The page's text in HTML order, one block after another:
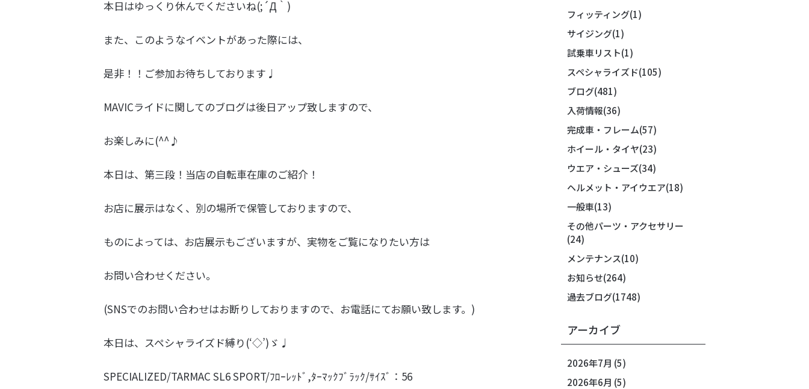
本日はゆっくり休んでくださいね(;´Д｀)
また、このようなイベントがあった際には、
是非！！ご参加お待ちしております♩
MAVICライドに関してのブログは後日アップ致しますので、
お楽しみに(^^♪
本日は、第三段！当店の自転車在庫のご紹介！
お店に展示はなく、別の場所で保管しておりますので、
ものによっては、お店展示もございますが、実物をご覧になりたい方は
お問い合わせください。
(SNSでのお問い合わせはお断りしておりますので、お電話にてお願い致します。)
本日は、スペシャライズド縛り(‘◇’)ゞ♩
SPECIALIZED/TARMAC SL6 SPORT/ﾌﾛｰﾚｯﾄﾞ,ﾀｰﾏｯｸﾌﾞﾗｯｸ/ｻｲｽﾞ：56
フィッティング(1)
サイジング(1)
試乗車リスト(1)
スペシャライズド(105)
ブログ(481)
入荷情報(36)
完成車・フレーム(57)
ホイール・タイヤ(23)
ウエア・シューズ(34)
ヘルメット・アイウエア(18)
一般車(13)
その他パーツ・アクセサリー
(24)
メンテナンス(10)
お知らせ(264)
過去ブログ(1748)
アーカイブ
2026年7月 (5)
2026年6月 (5)